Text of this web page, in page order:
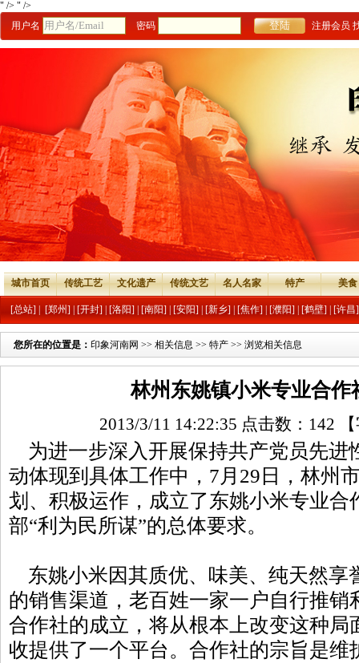
" /> " />
用户名
密码 注册会员
城市首页 传统工艺 文化遗产 传统文艺 名人名家 特产 美食
[总站] [郑州] [开封] [洛阳] [南阳] [安阳] [新乡] [焦作] [濮阳] [鹤壁] [许昌]
您所在的位置是： 印象河南网 >> 相关信息 >> 特产 >> 浏览相关信息
林州东姚镇小米专业合作
2013/3/11 14:22:35 点击数： 142
为进一步深入开展保持共产党员先进
动体现到具体工作中，7月29日，林州
划、积极运作，成立了东姚小米专业合
部“利为民所谋”的总体要求。
东姚小米因其质优、味美、纯天然享
的销售渠道，老百姓一家一户自行推销
合作社的成立，将从根本上改变这种局
收提供了一个平台。合作社的宗旨是维